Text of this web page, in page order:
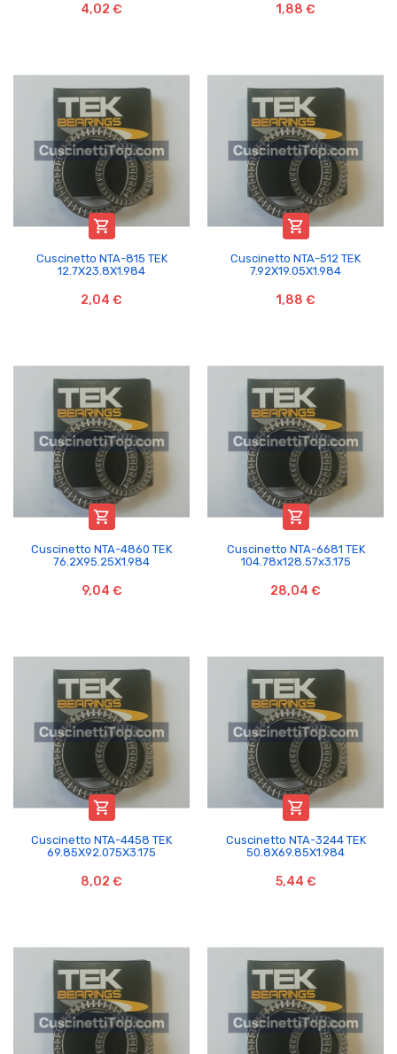
4,02 € 1,88 €

Cuscinetto NTA-815 TEK
12.7X23.8X1.984
2,04 €

Cuscinetto NTA-512 TEK
7.92X19.05X1.984
1,88 €

Cuscinetto NTA-4860 TEK
76.2X95.25X1.984
9,04 €

Cuscinetto NTA-6681 TEK
104.78x128.57x3.175
28,04 €

Cuscinetto NTA-4458 TEK
69.85X92.075X3.175
8,02 €

Cuscinetto NTA-3244 TEK
50.8X69.85X1.984
5,44 €